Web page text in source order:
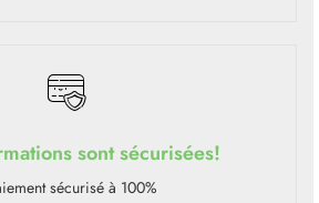
sont sécurisées!
sécurisé à 100%